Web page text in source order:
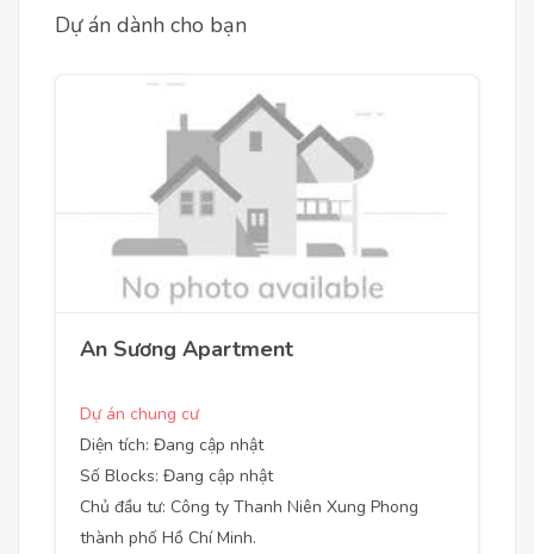
Dự án dành cho bạn
An Sương Apartment
Dự án chung cư
Diện tích: Đang cập nhật
Số Blocks: Đang cập nhật
Chủ đầu tư: Công ty Thanh Niên Xung Phong
thành phố Hồ Chí Minh.